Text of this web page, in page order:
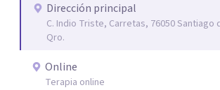
Dirección principal
C. Indio Triste, Carretas, 76050 Santiago
Qro.
Online
Terapia online